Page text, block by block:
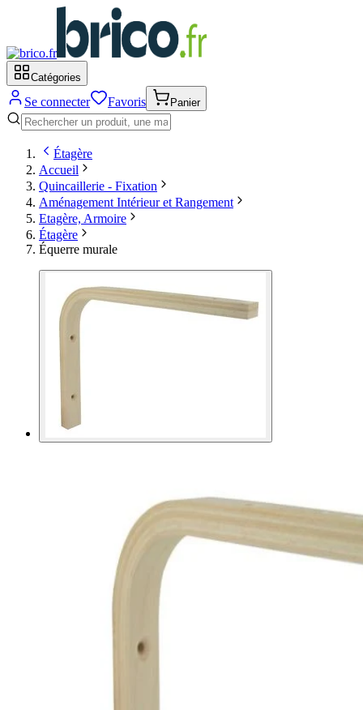
Catégories
Se connecter Favoris Panier
Étagère
Accueil
Quincaillerie - Fixation
Aménagement Intérieur et Rangement
Etagère, Armoire
Étagère
Équerre murale